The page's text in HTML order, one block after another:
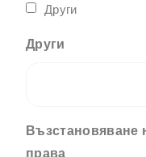
Други
Други
Възстановяване
права